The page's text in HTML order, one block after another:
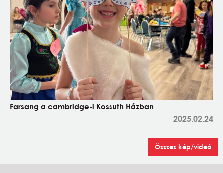
Farsang a cambridge-i Kossuth Házban
2025.02.24
Összes kép/videó